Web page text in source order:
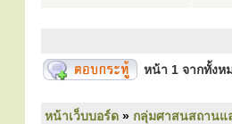
หน้า 1 จากทั้งห
หน้าเว็บบอร์ด » กลุ่มศาสนสถานแ